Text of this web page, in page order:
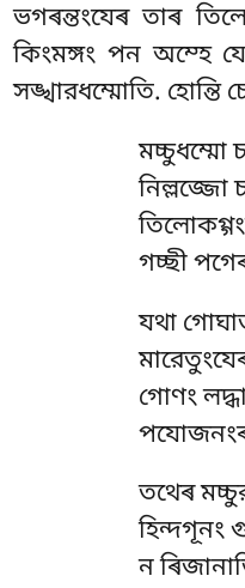
ভগৰন্তংযেৰ তাৰ
কিংমঙ্গং পন অম্হে
সঙ্খারধম্মোতি. হোন্তি
মচ্চুধম্মো
নিল্লজ্জো
গচ্ছী
যথা
গোণং
তথেৰ
হিন্দগূনং
ন